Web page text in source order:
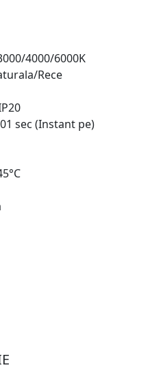
4000/6000K
Rece
sec (Instant pe)